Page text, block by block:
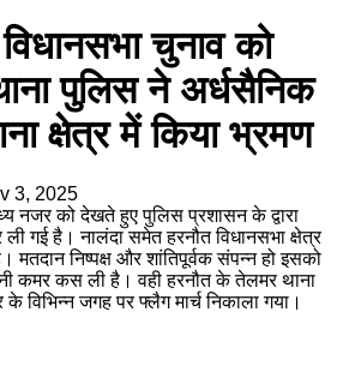
चुनाव को
पुलिस ने अर्धसैनिक
क्षेत्र में किया भ्रमण
3, 2025
नजर को देखते हुए पुलिस प्रशासन के द्वारा
ली गई है। नालंदा समेत हरनौत विधानसभा क्षेत्र
मतदान निष्पक्ष और शांतिपूर्वक संपन्न हो इसको
कमर कस ली है। वही हरनौत के तेलमर थाना
के विभिन्न जगह पर फ्लैग मार्च निकाला गया।